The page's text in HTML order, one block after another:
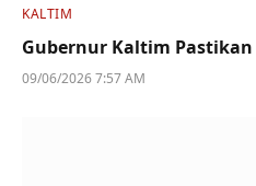
KALTIM
Gubernur Kaltim Pastikan
09/06/2026 7:57 AM